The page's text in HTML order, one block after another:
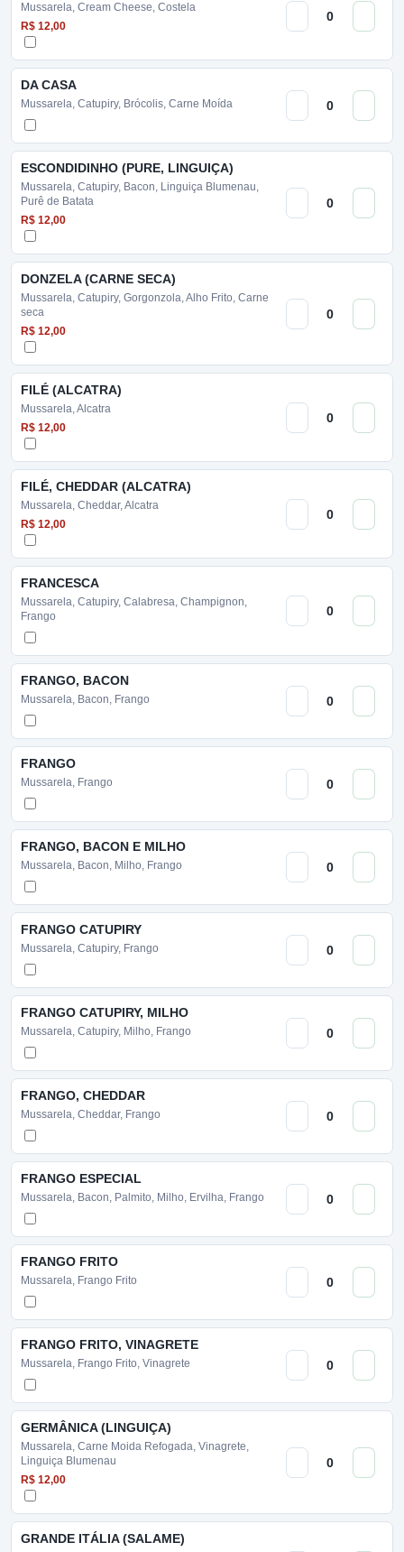
Mussarela, Cream Cheese, Costela
R$ 12,00
DA CASA
Mussarela, Catupiry, Brócolis, Carne Moída
ESCONDIDINHO (PURE, LINGUIÇA)
Mussarela, Catupiry, Bacon, Linguiça Blumenau,
Purê de Batata
R$ 12,00
DONZELA (CARNE SECA)
Mussarela, Catupiry, Gorgonzola, Alho Frito, Carne
seca
R$ 12,00
FILÉ (ALCATRA)
Mussarela, Alcatra
R$ 12,00
FILÉ, CHEDDAR (ALCATRA)
Mussarela, Cheddar, Alcatra
R$ 12,00
FRANCESCA
Mussarela, Catupiry, Calabresa, Champignon,
Frango
FRANGO, BACON
Mussarela, Bacon, Frango
FRANGO
Mussarela, Frango
FRANGO, BACON E MILHO
Mussarela, Bacon, Milho, Frango
FRANGO CATUPIRY
Mussarela, Catupiry, Frango
FRANGO CATUPIRY, MILHO
Mussarela, Catupiry, Milho, Frango
FRANGO, CHEDDAR
Mussarela, Cheddar, Frango
FRANGO ESPECIAL
Mussarela, Bacon, Palmito, Milho, Ervilha, Frango
FRANGO FRITO
Mussarela, Frango Frito
FRANGO FRITO, VINAGRETE
Mussarela, Frango Frito, Vinagrete
GERMÂNICA (LINGUIÇA)
Mussarela, Carne Moida Refogada, Vinagrete,
Linguiça Blumenau
R$ 12,00
GRANDE ITÁLIA (SALAME)